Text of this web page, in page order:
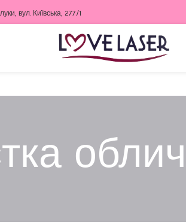
вул. Київська, 277/1